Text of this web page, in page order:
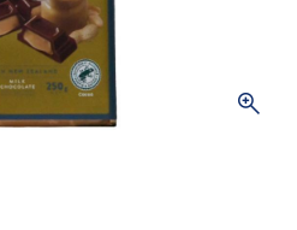
zoom_in